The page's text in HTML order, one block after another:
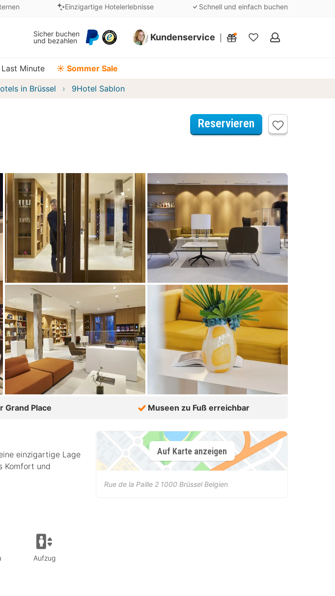
Einzigartige Hotelerlebnisse Schnell und einfach buchen
Sicher buchen
und bezahlen
Kundenservice
Meine
Last Minute ☀️ Sommer Sale
in Brüssel 9Hotel Sablon
Reservieren
Grand Place Museen zu Fuß erreichbar
einzigartige Lage
Komfort und
Aufzug
Auf Karte anzeigen
Rue de la Paille 2 1000 Brüssel Belgien